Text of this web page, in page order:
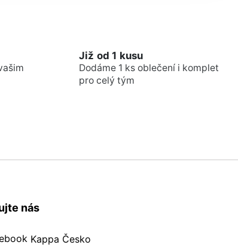
Již od 1 kusu
Dodáme 1 ks oblečení i komplet
pro celý tým
nás
Kappa Česko